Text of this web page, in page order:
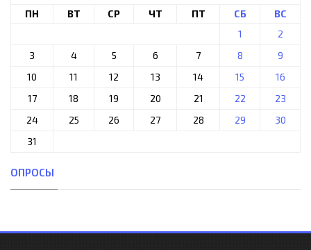
ПН ВТ СР ЧТ ПТ СБ
ВС
1
2
3
4 5 6 7 8
9
10
11 12 13 14 15
16
17
18 19 20 21 22
23
24
25 26 27 28 29
30
31
ОПРОСЫ